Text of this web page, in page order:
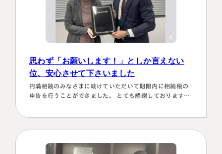
東京事務所
〒107-0062
東京都港区南青山一丁目2番6号
ラティス青山スクエア2階
大阪事務所
Access
円満相続塾（受講生募集中）
思わず「お願いします！」としか言えない
位、安心させて下さいました
円満相続のみなさまに助けていただいて期限内に相続税の
申告を行うことができました。 とても感謝しております。
い！！と、私も思わず「お願いします！」としか言えない